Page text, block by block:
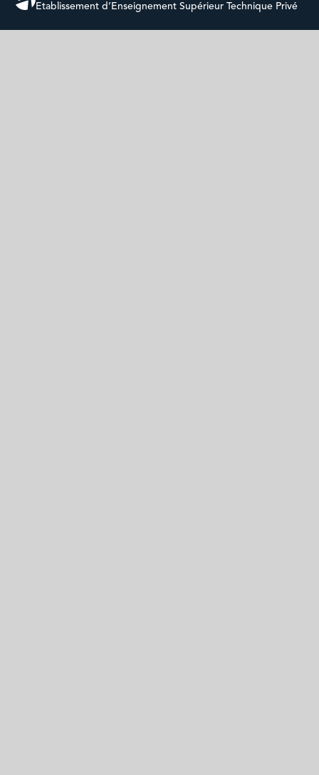
Etablissement d’Enseignement Supérieur Technique Privé